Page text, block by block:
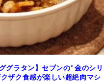
グラタン】セブンの"金のシリ
ザク食感が楽しい超絶肉マシ